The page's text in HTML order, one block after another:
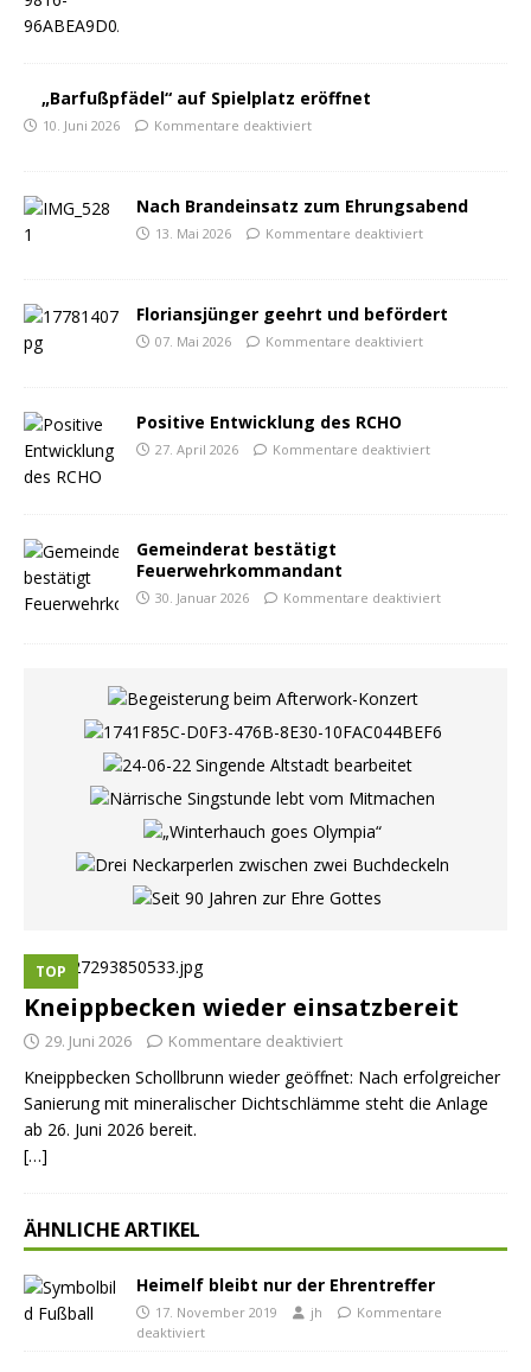
„Barfußpfädel“ auf Spielplatz eröffnet
10. Juni 2026 Kommentare deaktiviert
Nach Brandeinsatz zum Ehrungsabend
13. Mai 2026 Kommentare deaktiviert
Floriansjünger geehrt und befördert
07. Mai 2026 Kommentare deaktiviert
Positive Entwicklung des RCHO
27. April 2026 Kommentare deaktiviert
Gemeinderat bestätigt
Feuerwehrkommandant
30. Januar 2026 Kommentare deaktiviert
TOP
Kneippbecken wieder einsatzbereit
29. Juni 2026 Kommentare deaktiviert
Kneippbecken Schollbrunn wieder geöffnet: Nach erfolgreicher
Sanierung mit mineralischer Dichtschlämme steht die Anlage
ab 26. Juni 2026 bereit.
[…]
ÄHNLICHE ARTIKEL
Heimelf bleibt nur der Ehrentreffer
17. November 2019 jh
Kommentare
deaktiviert